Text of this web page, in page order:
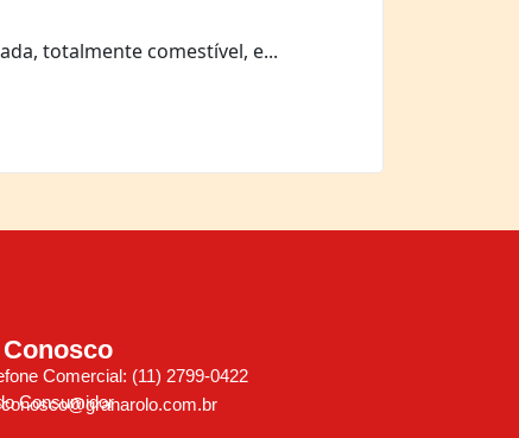
totalmente comestível, e...
Conosco
Comercial: (11) 2799-0422
Consumidor